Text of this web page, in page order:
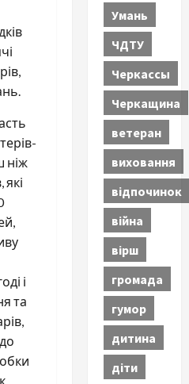
ніж
які
і
та
Умань
ЧДТУ
Черкассы
Черкащина
ветеран
виховання
відпочинок
війна
вірш
громада
гумор
дитина
діти